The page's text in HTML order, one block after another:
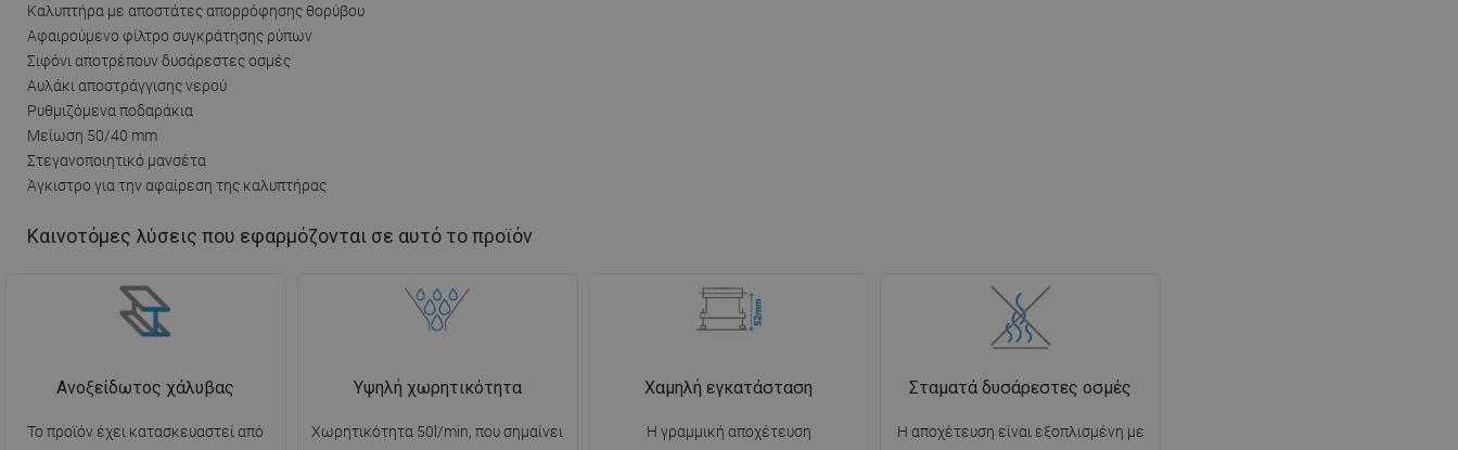
Καλυπτήρα με αποστάτες απορρόφησης θορύβου
Αφαιρούμενο φίλτρο συγκράτησης ρύπων
Σιφόνι αποτρέπουν δυσάρεστες οσμές
Αυλάκι αποστράγγισης νερού
Ρυθμιζόμενα ποδαράκια
Μείωση 50/40 mm
Στεγανοποιητικό μανσέτα
Άγκιστρο για την αφαίρεση της καλυπτήρας
Καινοτόμες λύσεις που εφαρμόζονται σε αυτό το προϊόν
Ανοξείδωτος χάλυβας
Το προϊόν έχει κατασκευαστεί από
Υψηλή χωρητικότητα
Χωρητικότητα 50l/min, που σημαίνει
Χαμηλή εγκατάσταση
Η γραμμική αποχέτευση
Σταματά δυσάρεστες οσμές
Η αποχέτευση είναι εξοπλισμένη με